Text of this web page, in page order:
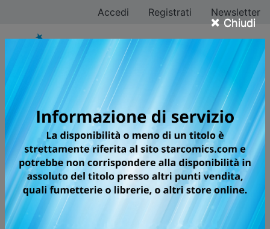
× Chiudi
Accedi Registrati Newsletter
Contattaci